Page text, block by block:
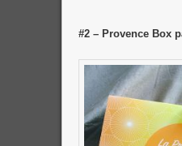
#2 – Provence Box